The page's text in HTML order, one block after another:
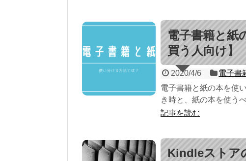
電子書籍と紙
買う人向け】
2020/4/6
電子書
電子書籍と紙の本を使
き時と、紙の本を使う
記事を読む
Kindleストア